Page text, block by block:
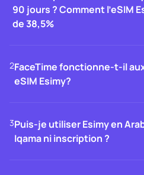
90 jours ? Comment l’eSIM
de 38,5%
2FaceTime fonctionne-t-il
eSIM Esimy?
3Puis-je utiliser Esimy en
Iqama ni inscription ?